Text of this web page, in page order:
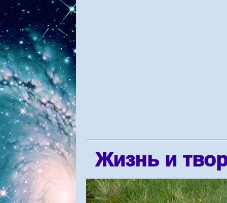
Жизнь и